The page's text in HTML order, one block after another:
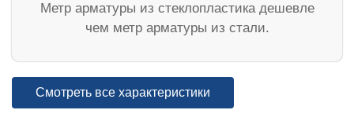
Метр арматуры из стеклопластика дешевле
чем метр арматуры из стали.
Смотреть все характеристики